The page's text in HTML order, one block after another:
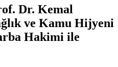
Dr. Kemal
ve Kamu Hijyeni
Hakimi ile